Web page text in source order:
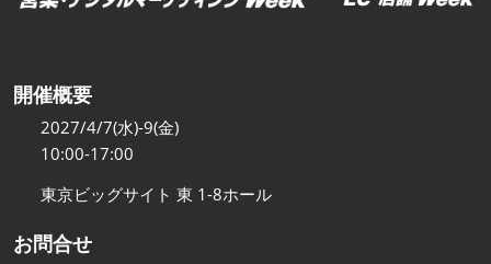
開催概要
2027/4/7(水)-9(金)
10:00-17:00
東京ビッグサイト 東 1-8ホール
お問合せ